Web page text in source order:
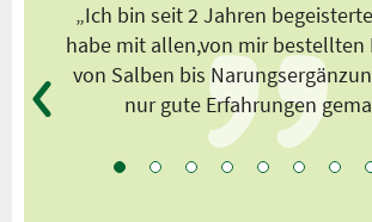
„Ich bin seit 2 Jahren
habe mit allen,von mir bestellten
von Salben bis
nur gute Erfahrungen